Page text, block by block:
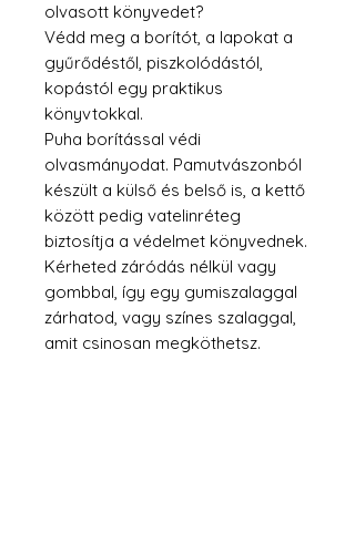
olvasott könyvedet?
Védd meg a borítót, a lapokat a
gyűrődéstől, piszkolódástól,
kopástól egy praktikus
könyvtokkal.
Puha borítással védi
olvasmányodat. Pamutvászonból
készült a külső és belső is, a kettő
között pedig vatelinréteg
biztosítja a védelmet könyvednek.
Kérheted záródás nélkül vagy
gombbal, így egy gumiszalaggal
zárhatod, vagy színes szalaggal,
amit csinosan megköthetsz.